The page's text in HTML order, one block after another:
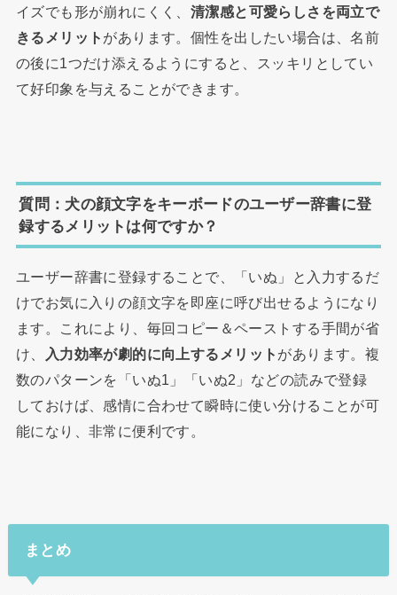
イズでも形が崩れにくく、 清潔感と可愛らしさを両立で
きるメリット があります。個性を出したい場合は、名前
の後に1つだけ添えるようにすると、スッキリとしてい
て好印象を与えることができます。
質問：犬の顔文字をキーボードのユーザー辞書に登
録するメリットは何ですか？
ユーザー辞書に登録することで、「いぬ」と入力するだ
けでお気に入りの顔文字を即座に呼び出せるようになり
ます。これにより、毎回コピー＆ペーストする手間が省
け、
入力効率が劇的に向上するメリット があります。複
数のパターンを「いぬ1」「いぬ2」などの読みで登録
しておけば、感情に合わせて瞬時に使い分けることが可
能になり、非常に便利です。
まとめ